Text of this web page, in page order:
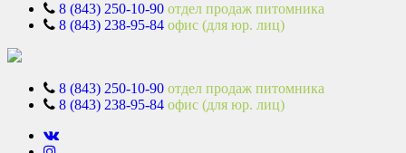
8 (843) 250-10-90 отдел продаж питомника
8 (843) 238-95-84 офис (для юр. лиц)
8 (843) 250-10-90 отдел продаж питомника
8 (843) 238-95-84 офис (для юр. лиц)